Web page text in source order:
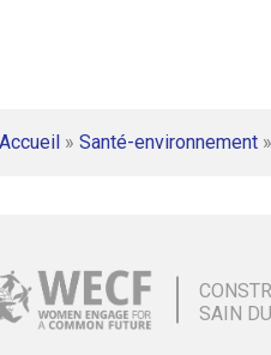
Accueil » Santé-environnement »
SAIN